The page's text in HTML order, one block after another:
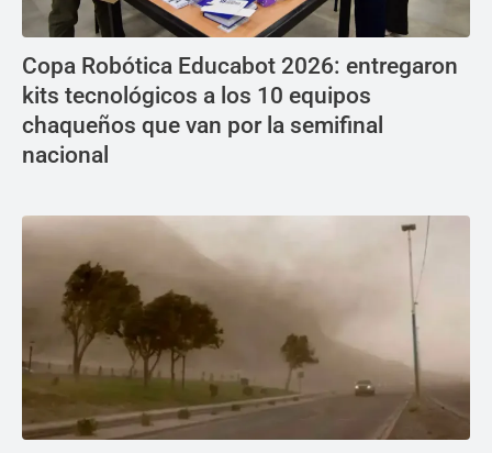
Copa Robótica Educabot 2026: entregaron
kits tecnológicos a los 10 equipos
chaqueños que van por la semifinal
nacional